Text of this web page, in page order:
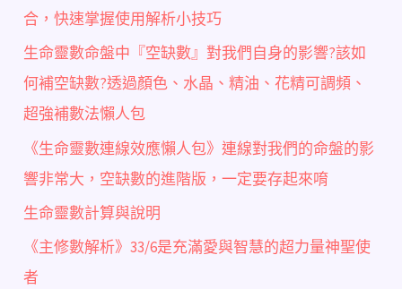
合，快速掌握使用解析小技巧
生命靈數命盤中『空缺數』對我們自身的影響?該如
何補空缺數?透過顏色、水晶、精油、花精可調頻、
超強補數法懶人包
《生命靈數連線效應懶人包》連線對我們的命盤的影
響非常大，空缺數的進階版，一定要存起來唷
生命靈數計算與說明
《主修數解析》33/6是充滿愛與智慧的超力量神聖使
者